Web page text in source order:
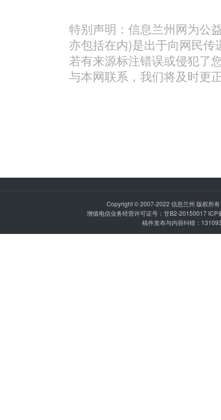
特别声明：信息兰州网为公
亦包括在内)是出于向网民
若有来源标注错误或侵犯了
与本网联系，我们将及时更
Copyright © 2007-2022 信息兰州 版权所
增值电信业务经营许可证号：甘B2-20150017 ICP
稿件发布与内容纠错：